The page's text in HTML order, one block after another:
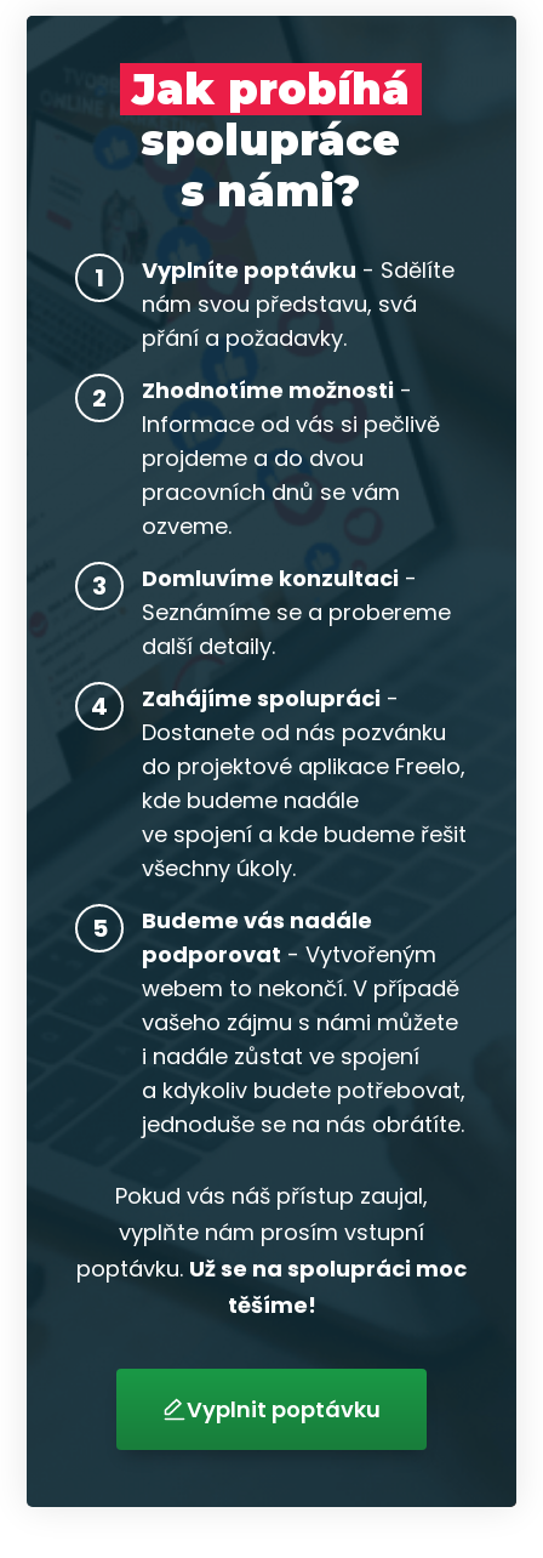
Jak probíhá
spolupráce
s námi?
1 Vyplníte poptávku - Sdělíte
nám svou představu, svá
přání a požadavky.
2 Zhodnotíme možnosti -
Informace od vás si pečlivě
projdeme a do dvou
pracovních dnů se vám
ozveme.
3 Domluvíme konzultaci -
Seznámíme se a probereme
další detaily.
4 Zahájíme spolupráci -
Dostanete od nás pozvánku
do projektové aplikace Freelo,
kde budeme nadále
ve spojení a kde budeme řešit
všechny úkoly.
5
Budeme vás nadále
podporovat - Vytvořeným
webem to nekončí. V případě
vašeho zájmu s námi můžete
i nadále zůstat ve spojení
a kdykoliv budete potřebovat,
jednoduše se na nás obrátíte.
Pokud vás náš přístup zaujal,
vyplňte nám prosím vstupní
poptávku. Už se na spolupráci moc
těšíme!
Vyplnit poptávku